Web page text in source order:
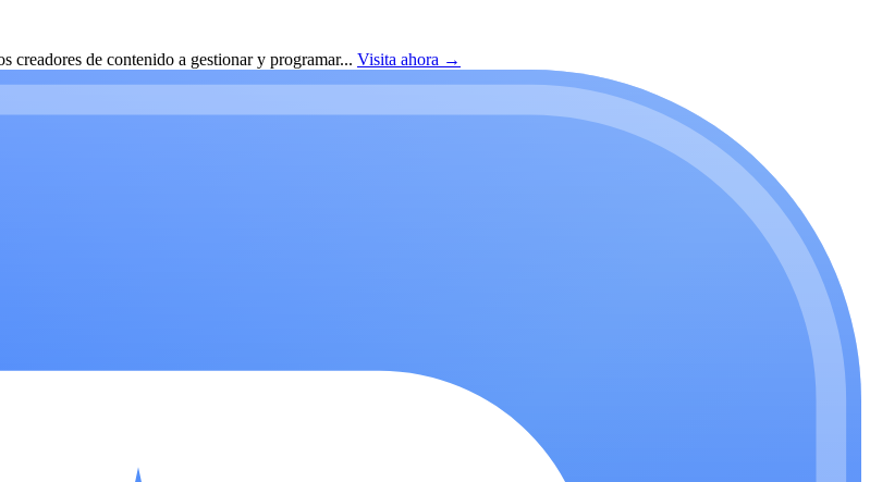
creadores de contenido a gestionar y programar... Visita ahora →